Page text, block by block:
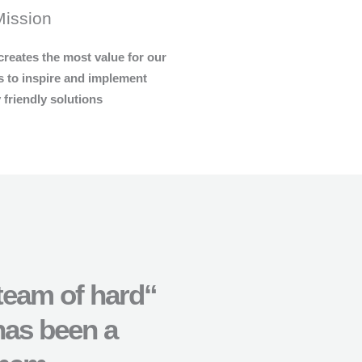
the most value for our
to inspire and implement
solutions.
of hard
been a